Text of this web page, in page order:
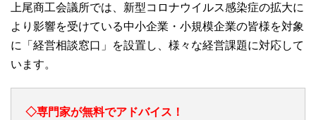
上尾商工会議所では、新型コロナウイルス感染症の拡大に
より影響を受けている中小企業・小規模企業の皆様を対象
に「経営相談窓口」を設置し、様々な経営課題に対応して
います。
◇専門家が無料でアドバイス！